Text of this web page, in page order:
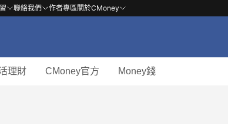
聯絡我們 作者專區關於CMoney
理財 CMoney官方 Money錢